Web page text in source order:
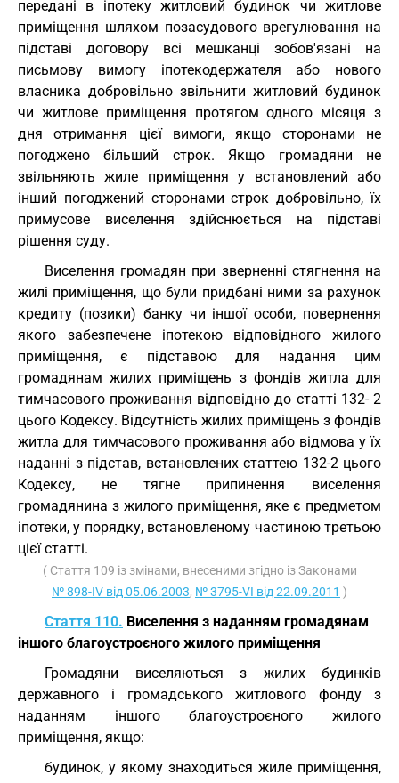
передані в іпотеку житловий будинок чи житлове
приміщення шляхом позасудового врегулювання на
підставі договору всі мешканці зобов'язані на
письмову вимогу іпотекодержателя або нового
власника добровільно звільнити житловий будинок
чи житлове приміщення протягом одного місяця з
дня отримання цієї вимоги, якщо сторонами не
погоджено більший строк. Якщо громадяни не
звільняють жиле приміщення у встановлений або
інший погоджений сторонами строк добровільно, їх
примусове виселення здійснюється на підставі
рішення суду.
Виселення громадян при зверненні стягнення на
жилі приміщення, що були придбані ними за рахунок
кредиту (позики) банку чи іншої особи, повернення
якого забезпечене іпотекою відповідного жилого
приміщення, є підставою для надання цим
громадянам жилих приміщень з фондів житла для
тимчасового проживання відповідно до статті 132- 2
цього Кодексу. Відсутність жилих приміщень з фондів
житла для тимчасового проживання або відмова у їх
наданні з підстав, встановлених статтею 132-2 цього
Кодексу, не тягне припинення виселення
громадянина з жилого приміщення, яке є предметом
іпотеки, у порядку, встановленому частиною третьою
цієї статті.
( Стаття 109 із змінами, внесеними згідно із Законами
№ 898-IV від 05.06.2003, № 3795-VI від 22.09.2011 )
Стаття 110. Виселення з наданням громадянам
іншого благоустроєного жилого приміщення
Громадяни виселяються з жилих будинків
державного і громадського житлового фонду з
наданням іншого благоустроєного жилого
приміщення, якщо:
будинок, у якому знаходиться жиле приміщення,